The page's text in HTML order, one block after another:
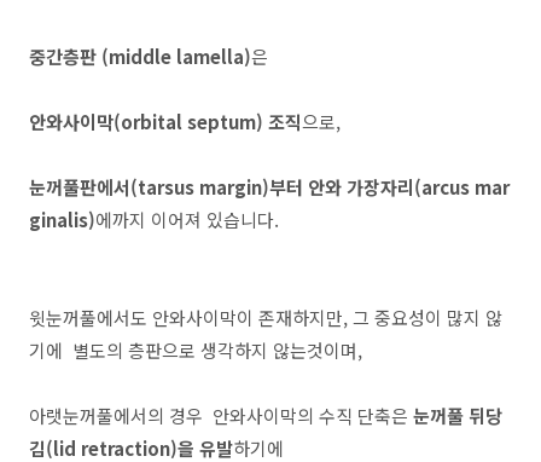
중간층판 (middle lamella)은
안와사이막(orbital septum) 조직으로,
눈꺼풀판에서(tarsus margin)부터 안와 가장자리(arcus mar
ginalis)에까지 이어져 있습니다.
윗눈꺼풀에서도 안와사이막이 존재하지만, 그 중요성이 많지 않
기에 별도의 층판으로 생각하지 않는것이며,
아랫눈꺼풀에서의 경우 안와사이막의 수직 단축은 눈꺼풀 뒤당
김(lid retraction)을 유발하기에